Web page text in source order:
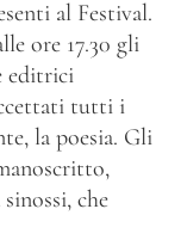
al Festival.
ore 17.30 gli
editrici
tutti i
la poesia. Gli
che